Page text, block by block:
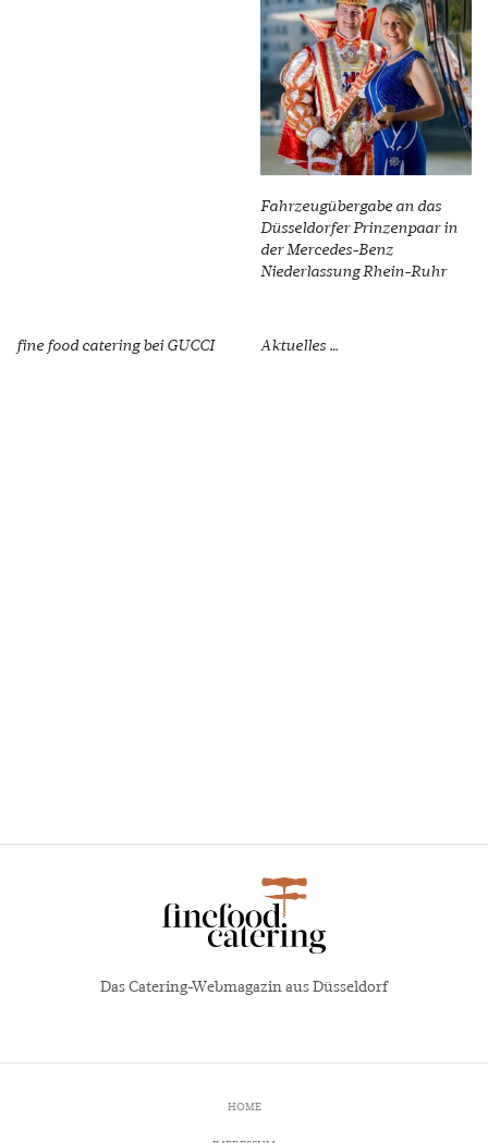
Fahrzeugübergabe an das
Düsseldorfer Prinzenpaar in
der Mercedes-Benz
Niederlassung Rhein-Ruhr
fine food catering bei GUCCI Aktuelles …
Das Catering-Webmagazin aus Düsseldorf
HOME